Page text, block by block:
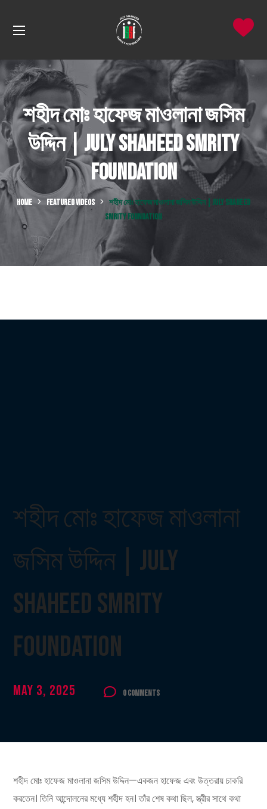
শহীদ মোঃ হাফেজ মাওলানা জসিম
উদ্দিন | July Shaheed Smrity
Foundation
HOME FEATURED VIDEOS
শহীদ মোঃ হাফেজ মাওলানা জসিম উদ্দিন | JULY SHAHEED
SMRITY FOUNDATION
শহীদ মোঃ হাফেজ মাওলানা
জসিম উদ্দিন | July
Shaheed Smrity
Foundation
May 3, 2025 0 Comments
শহীদ মোঃ হাফেজ মাওলানা জসিম উদ্দিন—একজন হাফেজ এবং উত্তরায় চাকরি
করতেন। তিনি আন্দোলনের মধ্যে শহীদ হন। তাঁর শেষ কথা ছিল, স্ত্রীর সাথে কথা